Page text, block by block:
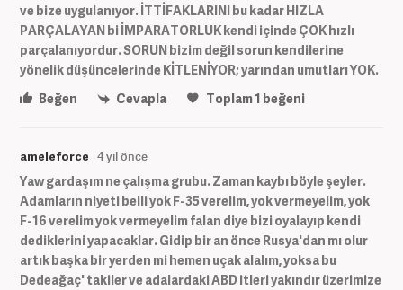
ve bize uygulanıyor. İTTİFAKLARINI bu kadar HIZLA
PARÇALAYAN bi İMPARATORLUK kendi içinde ÇOK hızlı
parçalanıyordur. SORUN bizim değil sorun kendilerine
yönelik düşüncelerinde KİTLENİYOR; yarından umutları YOK.
Beğen
Cevapla Toplam1 beğeni
ameleforce 4 yıl önce
Yaw gardaşım ne çalışma grubu. Zaman kaybı böyle şeyler.
Adamların niyeti belli yok F-35 verelim, yok vermeyelim, yok
F-16 verelim yok vermeyelim falan diye bizi oyalayıp kendi
dediklerini yapacaklar. Gidip bir an önce Rusya'dan mı olur
artık başka bir yerden mi hemen uçak alalım, yoksa bu
Dedeağaç' takiler ve adalardaki ABD itleri yakındır üzerimize